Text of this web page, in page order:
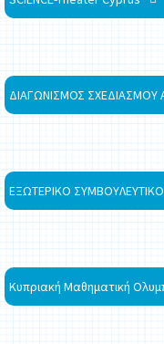
ΔΙΑΓΩΝΙΣΜΟΣ ΣΧΕΔΙΑΣΜΟΥ
ΕΞΩΤΕΡΙΚΟ
Κυπριακή Μαθηματική